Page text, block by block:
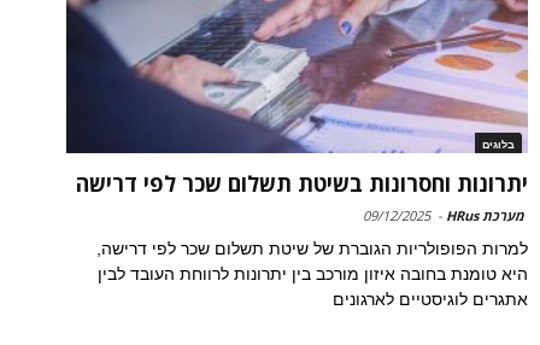
בלוגים
יתרונות וחסרונות בשיטת תשלום שכר לפי דרישה
מערכת HRus -
09/12/2025
למרות הפופולריות הגוברת של שיטת תשלום שכר לפי דרישה,
היא טומנת בחובה איזון מורכב בין יתרונות לרווחת העובד לבין
אתגרים לוגיסטיים לארגונים